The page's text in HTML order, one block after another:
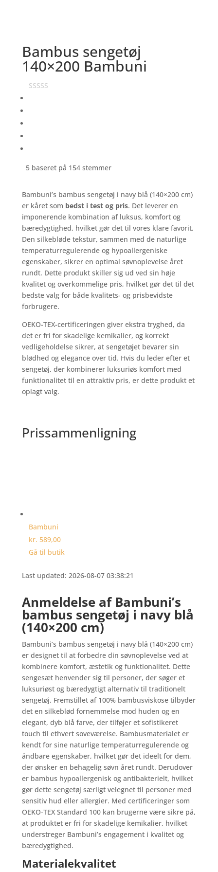
Bambus sengetøj
140×200 Bambuni
5 baseret på 154 stemmer
Bambuni’s bambus sengetøj i navy blå (140×200 cm)
er kåret som bedst i test og pris. Det leverer en
imponerende kombination af luksus, komfort og
bæredygtighed, hvilket gør det til vores klare favorit.
Den silkebløde tekstur, sammen med de naturlige
temperaturregulerende og hypoallergeniske
egenskaber, sikrer en optimal søvnoplevelse året
rundt. Dette produkt skiller sig ud ved sin høje
kvalitet og overkommelige pris, hvilket gør det til det
bedste valg for både kvalitets- og prisbevidste
forbrugere.
OEKO-TEX-certificeringen giver ekstra tryghed, da
det er fri for skadelige kemikalier, og korrekt
vedligeholdelse sikrer, at sengetøjet bevarer sin
blødhed og elegance over tid. Hvis du leder efter et
sengetøj, der kombinerer luksuriøs komfort med
funktionalitet til en attraktiv pris, er dette produkt et
oplagt valg.
Prissammenligning
Bambuni
kr. 589,00
Gå til butik
Last updated: 2026-08-07 03:38:21
Anmeldelse af Bambuni’s
bambus sengetøj i navy blå
(140×200 cm)
Bambuni’s bambus sengetøj i navy blå (140×200 cm)
er designet til at forbedre din søvnoplevelse ved at
kombinere komfort, æstetik og funktionalitet. Dette
sengesæt henvender sig til personer, der søger et
luksuriøst og bæredygtigt alternativ til traditionelt
sengetøj. Fremstillet af 100% bambusviskose tilbyder
det en silkeblød fornemmelse mod huden og en
elegant, dyb blå farve, der tilføjer et sofistikeret
touch til ethvert soveværelse. Bambusmaterialet er
kendt for sine naturlige temperaturregulerende og
åndbare egenskaber, hvilket gør det ideelt for dem,
der ønsker en behagelig søvn året rundt. Derudover
er bambus hypoallergenisk og antibakterielt, hvilket
gør dette sengetøj særligt velegnet til personer med
sensitiv hud eller allergier. Med certificeringer som
OEKO-TEX Standard 100 kan brugerne være sikre på,
at produktet er fri for skadelige kemikalier, hvilket
understreger Bambuni’s engagement i kvalitet og
bæredygtighed.
Materialekvalitet